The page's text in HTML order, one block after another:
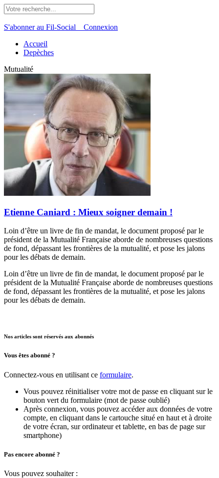
S'abonner au Fil-Social Connexion
Accueil
Depèches
Mutualité
Etienne Caniard : Mieux soigner demain !
Loin d’être un livre de fin de mandat, le document proposé par le
président de la Mutualité Française aborde de nombreuses questions
de fond, dépassant les frontières de la mutualité, et pose les jalons
pour les débats de demain.
Loin d’être un livre de fin de mandat, le document proposé par le
président de la Mutualité Française aborde de nombreuses questions
de fond, dépassant les frontières de la mutualité, et pose les jalons
pour les débats de demain.
Nos articles sont réservés aux abonnés
Vous êtes abonné ?
Connectez-vous en utilisant ce formulaire.
Vous pouvez réinitialiser votre mot de passe en cliquant sur le
bouton vert du formulaire (mot de passe oublié)
Après connexion, vous pouvez accéder aux données de votre
compte, en cliquant dans le cartouche situé en haut et à droite
de votre écran, sur ordinateur et tablette, en bas de page sur
smartphone)
Pas encore abonné ?
Vous pouvez souhaiter :